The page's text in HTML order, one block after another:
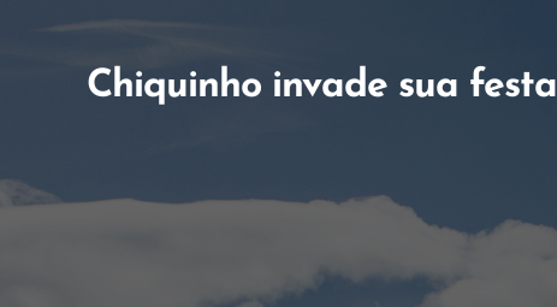
Chiquinho invade sua festa